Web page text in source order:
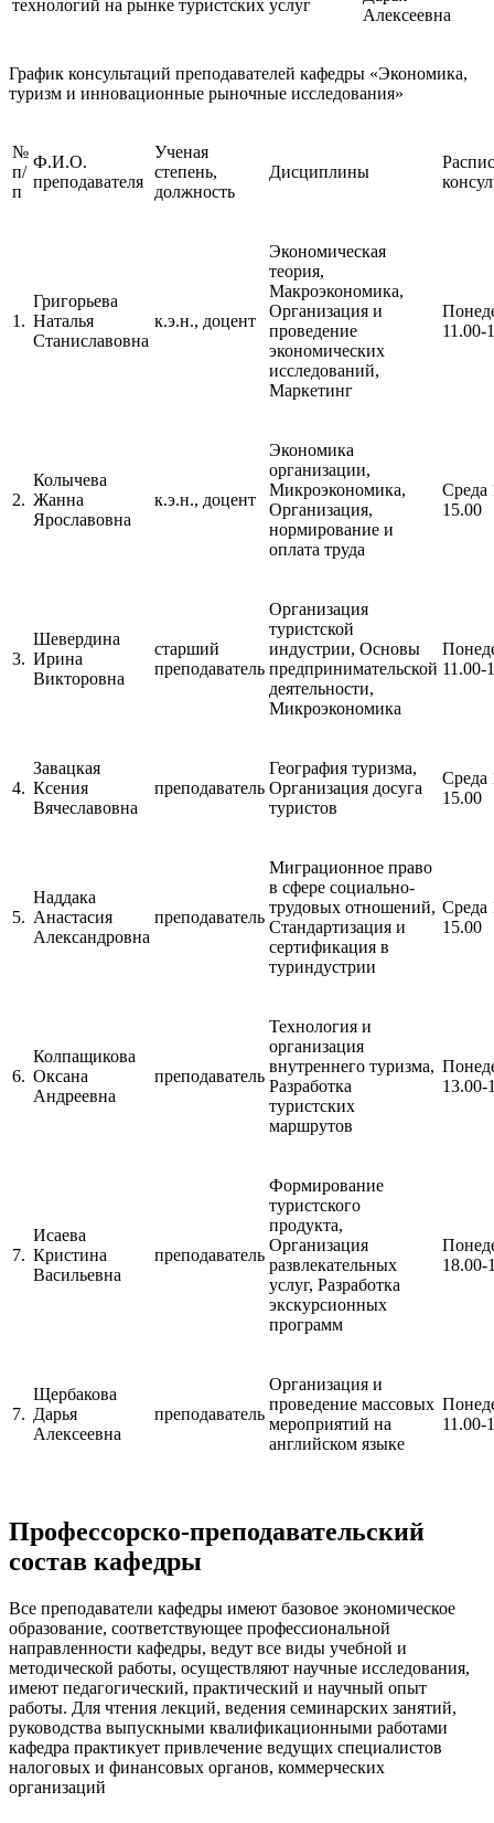
технологий на рынке туристских услуг
Алексеевна
График консультаций преподавателей кафедры «Экономика,
туризм и инновационные рыночные исследования»
№
п/
п
Ф.И.О.
преподавателя
Ученая
степень,
должность
Дисциплины
1.
Григорьева
Наталья
Станиславовна
к.э.н., доцент
Экономическая
теория,
Макроэкономика,
Организация и
проведение
экономических
исследований,
Маркетинг
11.00-
2.
Колычева
Жанна
Ярославовна
к.э.н., доцент
Экономика
организации,
Микроэкономика,
Организация,
нормирование и
оплата труда
Среда
15.00
3.
Шевердина
Ирина
Викторовна
старший
преподаватель
Организация
туристской
индустрии, Основы
предпринимательской
деятельности,
Микроэкономика
11.00-
4.
Завацкая
Ксения
Вячеславовна
преподаватель
География туризма,
Организация досуга
туристов
Среда
15.00
5.
Наддака
Анастасия
Александровна
преподаватель
Миграционное право
в сфере социально-
трудовых отношений,
Стандартизация и
сертификация в
туриндустрии
Среда
15.00
6.
Колпащикова
Оксана
Андреевна
преподаватель
Технология и
организация
внутреннего туризма,
Разработка
туристских
маршрутов
13.00-
7.
Исаева
Кристина
Васильевна
преподаватель
Формирование
туристского
продукта,
Организация
развлекательных
услуг, Разработка
экскурсионных
программ
18.00-
7.
Щербакова
Дарья
Алексеевна
преподаватель
Организация и
проведение массовых
мероприятий на
английском языке
11.00-
Профессорско-преподавательский
состав кафедры
Все преподаватели кафедры имеют базовое экономическое
образование, соответствующее профессиональной
направленности кафедры, ведут все виды учебной и
методической работы, осуществляют научные исследования,
имеют педагогический, практический и научный опыт
работы. Для чтения лекций, ведения семинарских занятий,
руководства выпускными квалификационными работами
кафедра практикует привлечение ведущих специалистов
налоговых и финансовых органов, коммерческих
организаций